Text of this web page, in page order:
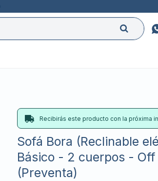
Recibirás este producto con la próxima
Sofá Bora (Reclinable
Básico - 2 cuerpos -
(Preventa)